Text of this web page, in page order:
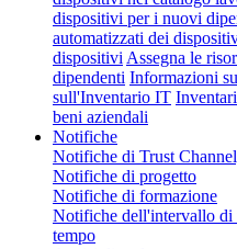
dispositivi per i nuovi
automatizzati dei
dispositivi Assegna le
dipendenti Informazioni
sull'Inventario IT
beni aziendali
Notifiche
Notifiche di Trust
Notifiche di progetto
Notifiche di formazione
Notifiche dell'intervallo di
tempo